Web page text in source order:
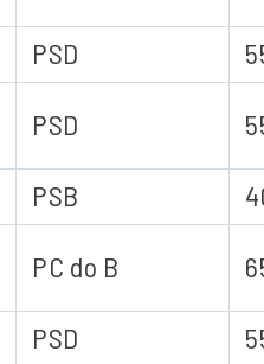
PSD
PSD
PSB
PC do B
PSD